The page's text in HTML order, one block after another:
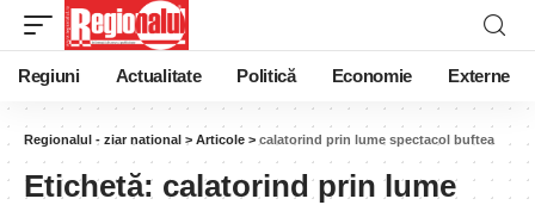
Regiuni Actualitate Politică Economie Externe
Regionalul - ziar national > Articole > calatorind prin lume spectacol buftea
Etichetă: calatorind prin lume